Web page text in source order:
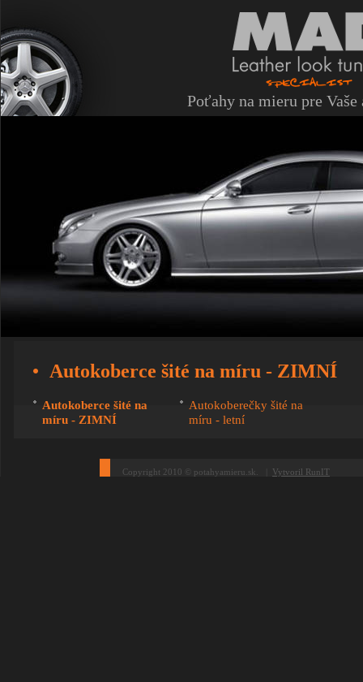
Poťahy na mieru pre Vaše
Autokoberce šité na míru - ZIMNÍ
Autokoberce šité na
míru - ZIMNÍ
Autokoberečky šité na
míru - letní
Copyright 2010 © potahyamieru.sk. | Vytvoril RunIT